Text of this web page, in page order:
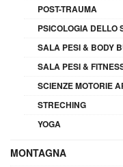
POST-TRAUMA
PSICOLOGIA DELLO
SALA PESI & BODY
SALA PESI &
SCIENZE MOTORIE
STRECHING
YOGA
MONTAGNA